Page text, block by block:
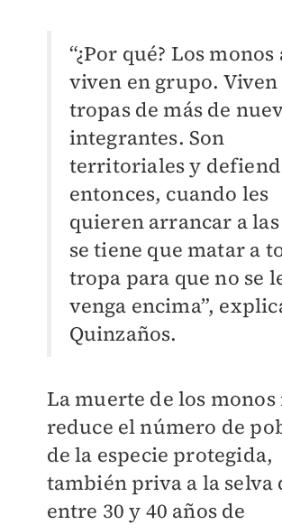
“¿Por qué? Los
viven en grupo. Viven
tropas de más de
integrantes. Son
territoriales y
entonces, cuando les
quieren arrancar a
se tiene que matar a
tropa para que no se
venga encima”,
Quinzaños.
La muerte de los monos
reduce el número de
de la especie protegida,
también priva a la selva
entre 30 y 40 años de